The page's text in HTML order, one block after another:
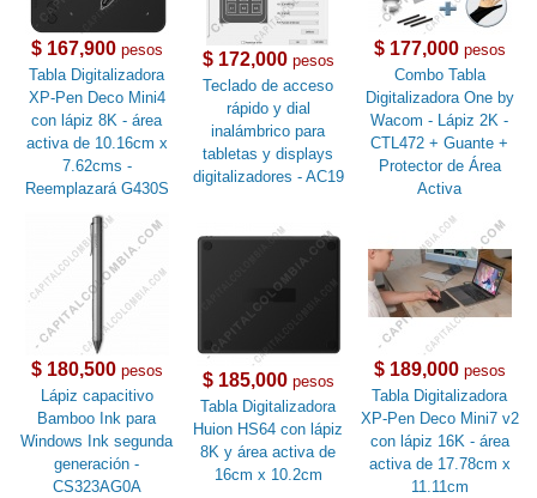
$ 167,900pesos
Tabla Digitalizadora
XP-Pen Deco Mini4
con lápiz 8K - área
activa de 10.16cm x
7.62cms -
Reemplazará G430S
$ 172,000pesos
Teclado de acceso
rápido y dial
inalámbrico para
tabletas y displays
digitalizadores - AC19
$ 177,000pesos
Combo Tabla
Digitalizadora One by
Wacom - Lápiz 2K -
CTL472 + Guante +
Protector de Área
Activa
$ 180,500pesos
Lápiz capacitivo
Bamboo Ink para
Windows Ink segunda
generación -
CS323AG0A
$ 185,000pesos
Tabla Digitalizadora
Huion HS64 con lápiz
8K y área activa de
16cm x 10.2cm
$ 189,000pesos
Tabla Digitalizadora
XP-Pen Deco Mini7 v2
con lápiz 16K - área
activa de 17.78cm x
11.11cm